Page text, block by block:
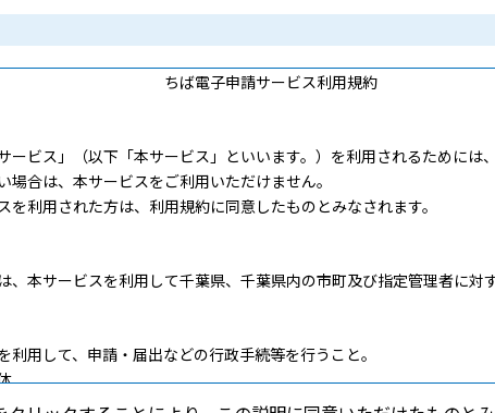
申請サービス利用規約
ービス」（以下「本サービス」といいます。）を利用されるために
場合は、本サービスをご利用いただけません。
を利用された方は、利用規約に同意したものとみなされます。
、本サービスを利用して千葉県、千葉県内の市町及び指定管理者に対
用して、申請・届出などの行政手続等を行うこと。
供する千葉県及び千葉県内の市町。